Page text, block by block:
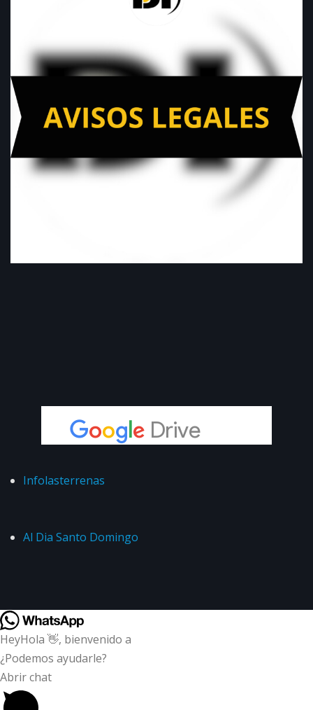
Infolasterrenas
Al Dia Santo Domingo
HeyHola 👋, bienvenido a
¿Podemos ayudarle?
Abrir chat